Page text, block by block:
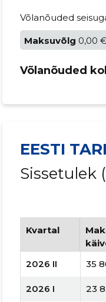
Võlanõuded
Maksuvõlg 0,00 €
Võlanõuded
EESTI
Sissetulek
Kvartal
2026 II 35
2026 I 23